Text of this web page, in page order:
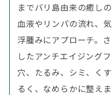
までバリ島由来の癒し
血液やリンパの流れ、
浮腫みにアプローチ。
したアンチエイジング
穴、たるみ、シミ、く
るく、なめらかに整えま